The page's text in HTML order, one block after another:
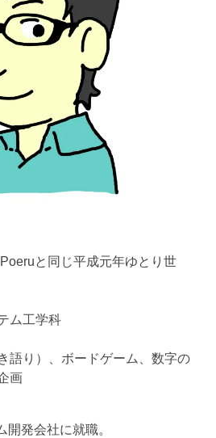
と同じ平成元年ゆとり世
ム工学科
語り）、ボードゲーム、数字の
画
発会社に就職。